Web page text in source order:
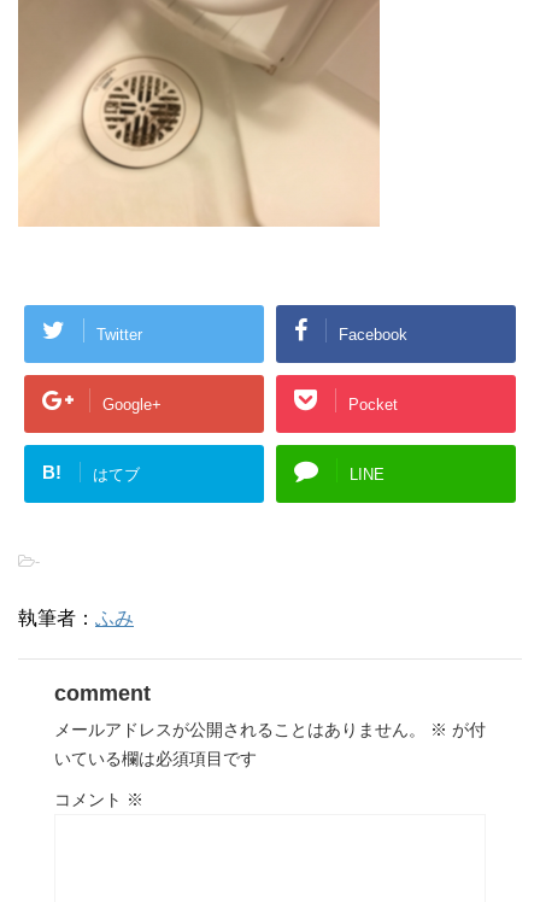
Twitter Facebook
Google+ Pocket
B! はてブ LINE
-
執筆者： ふみ
comment
メールアドレスが公開されることはありません。 ※ が付
いている欄は必須項目です
コメント ※